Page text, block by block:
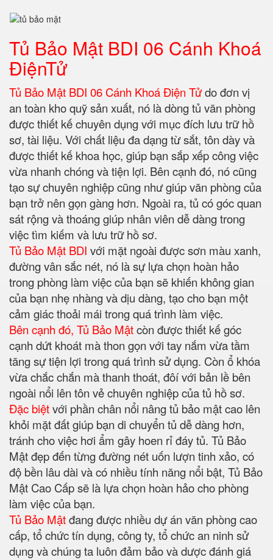
Tủ Bảo Mật BDI 06 Cánh Khoá
ĐiệnTử
Tủ Bảo Mật BDI 06 Cánh Khoá Điện Tửdo đơn vị
an toàn kho quỹ sản xuất, nó là dòng tủ văn phòng
được thiết kế chuyên dụng với mục đích lưu trữ hồ
sơ, tài liệu. Với chất liệu đa dạng từ sắt, tôn dày và
được thiết kế khoa học, giúp bạn sắp xếp công việc
vừa nhanh chóng và tiện lợi. Bên cạnh đó, nó cũng
tạo sự chuyên nghiệp cũng như giúp văn phòng của
bạn trở nên gọn gàng hơn. Ngoài ra, tủ có góc quan
sát rộng và thoáng giúp nhân viên dễ dàng trong
việc tìm kiếm và lưu trữ hồ sơ.
Tủ Bảo Mật BDI với mặt ngoài được sơn màu xanh,
đường vân sắc nét, nó là sự lựa chọn hoàn hảo
trong phòng làm việc của bạn sẽ khiến không gian
của bạn nhẹ nhàng và dịu dàng, tạo cho bạn một
cảm giác thoải mái trong quá trình làm việc.
Bên cạnh đó, Tủ Bảo Mậtcòn được thiết kế góc
cạnh dứt khoát mà thon gọn với tay nắm vừa tầm
tăng sự tiện lợi trong quá trình sử dụng. Còn ổ khóa
vừa chắc chắn mà thanh thoát, đôí với bản lề bên
ngoài nổi lên tôn vẻ chuyên nghiệp của tủ hồ sơ.
Đặc biệtvới phần chân nổi nâng tủ bảo mật cao lên
khỏi mặt đất giúp bạn di chuyển tủ dễ dàng hơn,
tránh cho việc hơi ẩm gây hoen rỉ đáy tủ. Tủ Bảo
Mật đẹp đến từng đường nét uốn lượn tinh xảo, có
độ bền lâu dài và có nhiều tính năng nổi bật, Tủ Bảo
Mật Cao Cấp sẽ là lựa chọn hoàn hảo cho phòng
làm việc của bạn.
Tủ Bảo Mậtđang được nhiều dự án văn phòng cao
cấp, tổ chức tín dụng, công ty, tổ chức an ninh sử
dụng và chúng ta luôn đảm bảo và dược đánh giá